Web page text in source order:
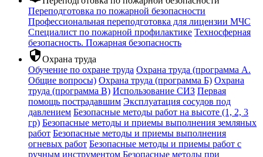
Переподготовка по пожарной безопасности
Профессиональная переподготовка для лицензии МЧС
Специалист по пожарной профилактике Техносферная
безопасность. Пожарная безопасность
securityОхрана труда
Обучение по охране труда Охрана труда (программа А.
Общие вопросы) Охрана труда (программа Б) Охрана
труда (программа В) Использование СИЗ Первая
помощь пострадавшим Эксплуатация сосудов под
давлением Безопасные методы работ на высоте (1, 2, 3
гр) Безопасные методы и приемы выполнения земляных
работ Безопасные методы и приемы выполнения
огневых работ Безопасные методы и приемы работ с
ручным инструментом Безопасные методы при